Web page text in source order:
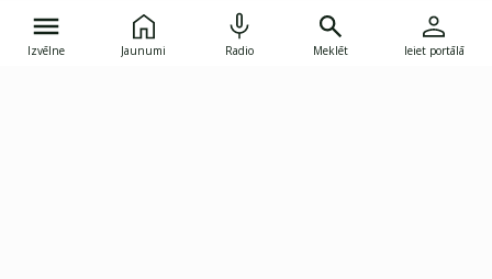
Izvēlne Jaunumi Radio Meklēt Ieiet portālā